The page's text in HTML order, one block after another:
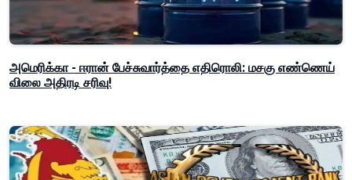
அமெரிக்கா - ஈரான் பேச்சுவார்த்தை எதிரொலி: மசகு எண்ணெய்
விலை அதிரடி சரிவு!